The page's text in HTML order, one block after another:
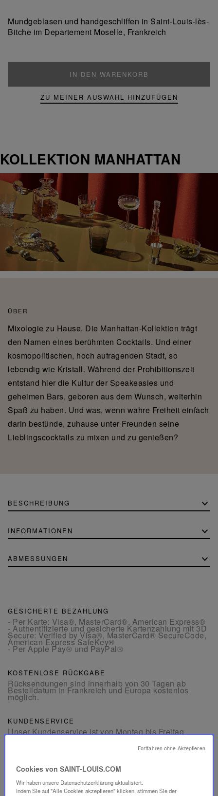
Produkt
Mundgeblasen und handgeschliffen in Saint-Louis-lès-
Bitche im Departement Moselle, Frankreich
IN DEN WARENKORB
ZU MEINER AUSWAHL HINZUFÜGEN
KOLLEKTION MANHATTAN
ÜBER
Mixologie zu Hause. Die Manhattan-Kollektion trägt
den Namen eines berühmten Cocktails. Und einer
kosmopolitischen, hoch aufragenden Stadt, so
lebendig wie Kristall. Während der Prohibitionszeit
entstand hier die Kultur der Speakeasies und
geheimen Bars, geboren aus dem Wunsch, weiterhin
Spaß zu haben. Und was, wenn wahre Freiheit einfach
darin bestünde, zuhause unter Freunden seine
Lieblingscocktails zu mixen und zu genießen?
BESCHREIBUNG
INFORMATIONEN
ABMESSUNGEN
GESICHERTE BEZAHLUNG
- Per Karte: Visa®, MasterCard®, American Express®
- Authentifizierte und gesicherte Kartenzahlung mit 3D
Secure: Verified by Visa®, MasterCard® SecureCode,
American Express SafeKey®
- Per Apple Pay® und PayPal®
KOSTENLOSE RÜCKGABE
Rücksendungen sind innerhalb von 30 Tagen ab
Bestelldatum in Frankreich und Europa kostenlos
möglich.
KUNDENSERVICE
Unser Kundenservice ist von Montag bis Freitag
zwischen 10:00 und 18:00 Uhr erreichbar.
Cookies von SAINT-LOUIS.COM
Wir haben unsere Datenschutzerklärung aktualisiert.
Indem Sie auf "Alle Cookies akzeptieren" klicken, stimmen Sie der
Fortfahren ohne Akzeptieren